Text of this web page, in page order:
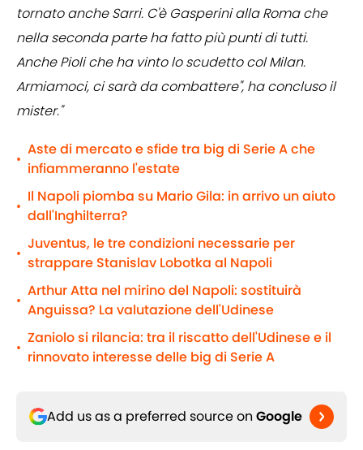
tornato anche Sarri. C'è Gasperini alla Roma che
nella seconda parte ha fatto più punti di tutti.
Anche Pioli che ha vinto lo scudetto col Milan.
Armiamoci, ci sarà da combattere", ha concluso il
mister."
•
Aste di mercato e sfide tra big di Serie A che
infiammeranno l'estate
•
Il Napoli piomba su Mario Gila: in arrivo un aiuto
dall'Inghilterra?
•
Juventus, le tre condizioni necessarie per
strappare Stanislav Lobotka al Napoli
•
Arthur Atta nel mirino del Napoli: sostituirà
Anguissa? La valutazione dell'Udinese
•
Zaniolo si rilancia: tra il riscatto dell'Udinese e il
rinnovato interesse delle big di Serie A
Add us as a preferred source on Google